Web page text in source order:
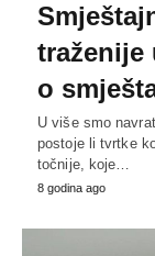
traženije
o
U više smo
postoje li tvrtke
točnije, koje…
8 godina ago